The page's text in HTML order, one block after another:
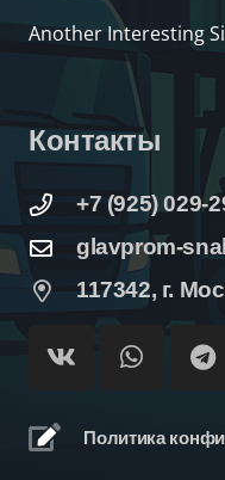
Another Interesting
Контакты
+7 (925) 029-
glavprom-
117342, г.
Политика